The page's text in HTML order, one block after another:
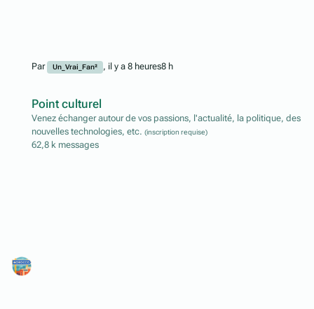
Par Un_Vrai_Fan² , il y a 8 heures8 h
Point culturel
Venez échanger autour de vos passions, l'actualité, la politique, des
nouvelles technologies, etc. (inscription requise)
62,8 k messages